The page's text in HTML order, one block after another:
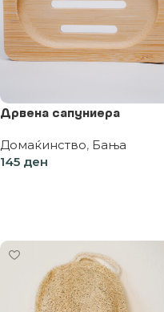
Дрвена сапуниера
Домаќинство, Бања
145 ден